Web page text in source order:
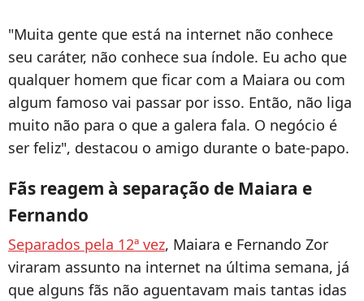
"Muita gente que está na internet não conhece
seu caráter, não conhece sua índole. Eu acho que
qualquer homem que ficar com a Maiara ou com
algum famoso vai passar por isso. Então, não liga
muito não para o que a galera fala. O negócio é
ser feliz", destacou o amigo durante o bate-papo.
Fãs reagem à separação de Maiara e
Fernando
Separados pela 12ª vez, Maiara e Fernando Zor
viraram assunto na internet na última semana, já
que alguns fãs não aguentavam mais tantas idas